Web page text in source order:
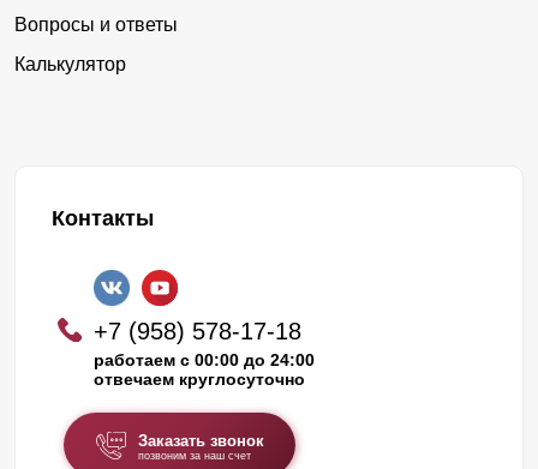
Вопросы и ответы
Калькулятор
Контакты
+7 (958) 578-17-18
работаем с 00:00 до 24:00
отвечаем круглосуточно
Заказать звонок
позвоним за наш счет